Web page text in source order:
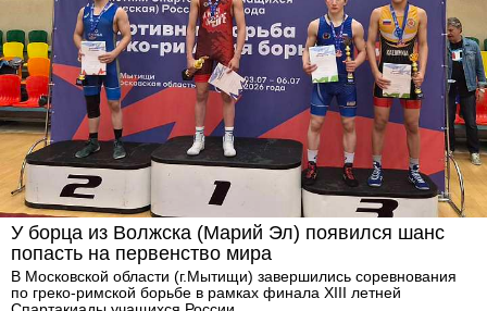
У борца из Волжска (Марий Эл) появился шанс
попасть на первенство мира
В Московской области (г.Мытищи) завершились соревнования
по греко-римской борьбе в рамках финала XIII летней